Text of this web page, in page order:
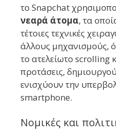
το Snapchat
νεαρά άτομα, τα
τέτοιες τεχνικές
άλλους μηχανισμούς,
το ατελείωτο scrolling
προτάσεις,
ενισχύουν την
smartphone.
Νομικές και